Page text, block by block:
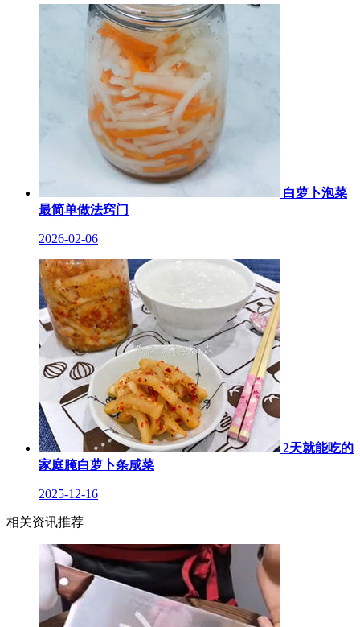
白萝卜泡菜
最简单做法窍门
2026-02-06
2天就能吃的
家庭腌白萝卜条咸菜
2025-12-16
相关资讯推荐